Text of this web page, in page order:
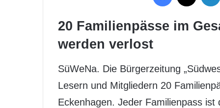
20 Familienpässe im
werden verlost
SüWeNa. Die Bürgerzeitung
Lesern und Mitgliedern 20
Eckenhagen. Jeder Familienpass